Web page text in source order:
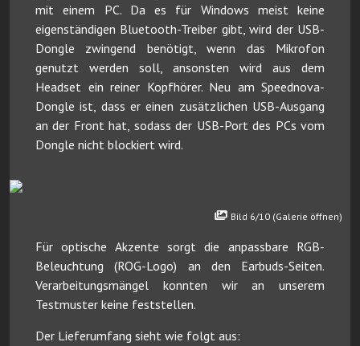
mit einem PC. Da es für Windows meist keine
eigenständigen Bluetooth-Treiber gibt, wird der USB-
Dongle zwingend benötigt, wenn das Mikrofon
genutzt werden soll, ansonsten wird aus dem
Headset ein reiner Kopfhörer. Neu am Speednova-
Dongle ist, dass er einen zusätzlichen USB-Ausgang
an der Front hat, sodass der USB-Port des PCs vom
Dongle nicht blockiert wird.
Bild 6/10 (Galerie öffnen)
Für optische Akzente sorgt die anpassbare RGB-
Beleuchtung (ROG-Logo) an den Earbuds-Seiten.
Verarbeitungsmängel konnten wir an unserem
Testmuster keine feststellen.
Der Lieferumfang sieht wie folgt aus: